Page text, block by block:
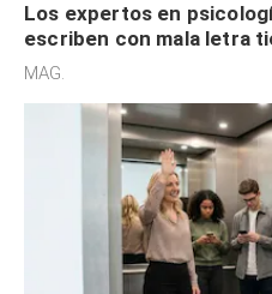
Los expertos en
escriben con mala letra
acelerado y no lo hacen
MAG.